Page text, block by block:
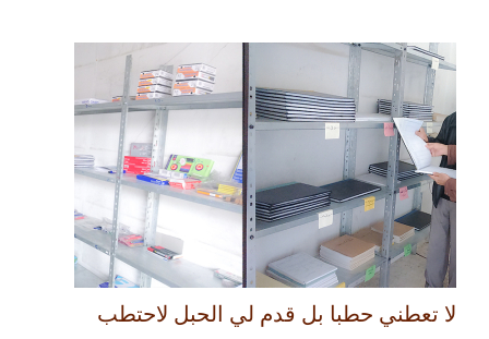
لا تعطني حطبا بل قدم لي الحبل لاحتطب